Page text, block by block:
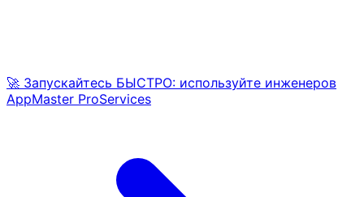
🚀 Запускайтесь БЫСТРО: используйте инженеров
AppMaster ProServices